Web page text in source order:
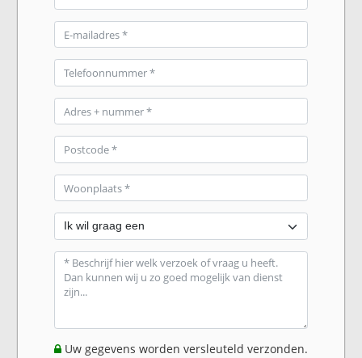
Uw gegevens worden versleuteld verzonden.